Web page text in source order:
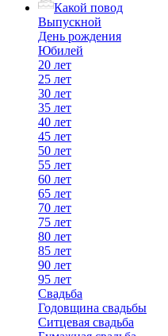
Какой повод
Выпускной
День рождения
Юбилей
20 лет
25 лет
30 лет
35 лет
40 лет
45 лет
50 лет
55 лет
60 лет
65 лет
70 лет
75 лет
80 лет
85 лет
90 лет
95 лет
Свадьба
Годовщина свадьбы
Ситцевая свадьба